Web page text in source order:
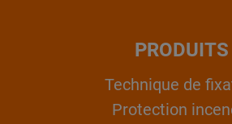
PRODUITS
Technique de
Protection